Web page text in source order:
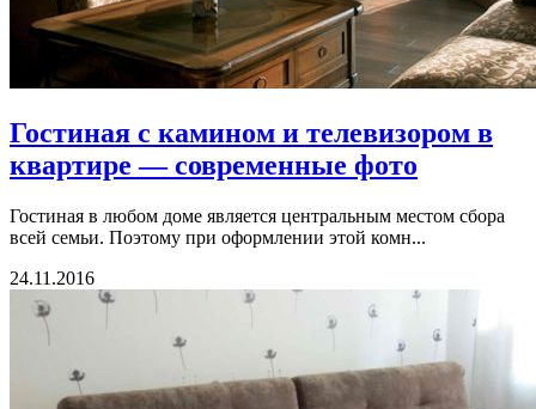
Гостиная с камином и телевизором в
квартире — современные фото
Гостиная в любом доме является центральным местом сбора
всей семьи. Поэтому при оформлении этой комн...
24.11.2016